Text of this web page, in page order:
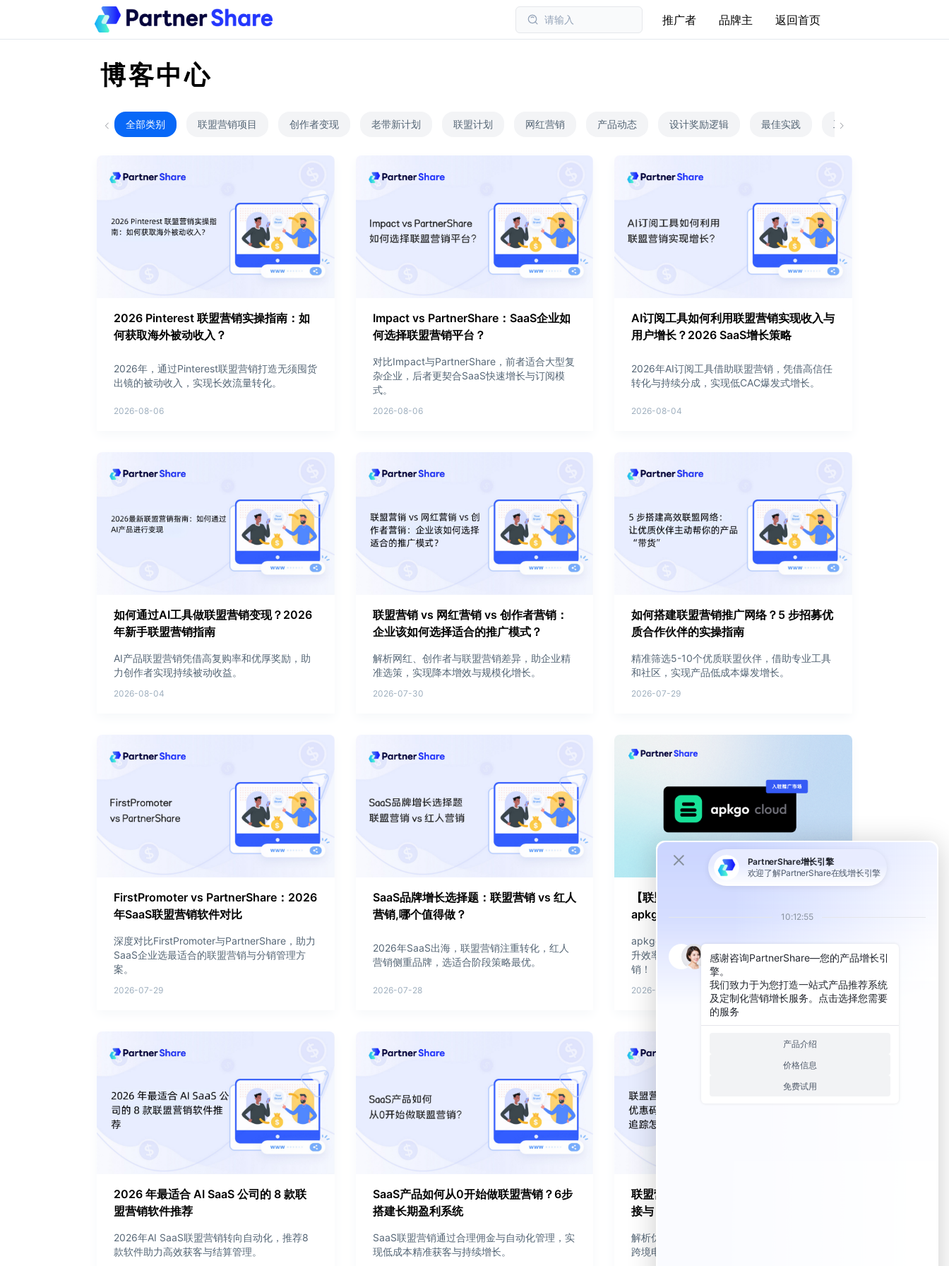
请输入 推广者 品牌主 返回首页
博客中心
2026 Pinterest 联盟营销实操指南：如
何获取海外被动收入？
2026年，通过Pinterest联盟营销打造无须囤货
出镜的被动收入，实现长效流量转化。
2026-08-06
Impact vs PartnerShare：SaaS企业如
何选择联盟营销平台？
对比Impact与PartnerShare，前者适合大型复
杂企业，后者更契合SaaS快速增长与订阅模
式。
2026-08-06
AI订阅工具如何利用联盟营销实现收入与
用户增长？2026 SaaS增长策略
2026年AI订阅工具借助联盟营销，凭借高信任
转化与持续分成，实现低CAC爆发式增长。
2026-08-04
如何通过AI工具做联盟营销变现？2026
年新手联盟营销指南
AI产品联盟营销凭借高复购率和优厚奖励，助
力创作者实现持续被动收益。
2026-08-04
联盟营销 vs 网红营销 vs 创作者营销：
企业该如何选择适合的推广模式？
解析网红、创作者与联盟营销差异，助企业精
准选策，实现降本增效与规模化增长。
2026-07-30
如何搭建联盟营销推广网络？5 步招募优
质合作伙伴的实操指南
精准筛选5-10个优质联盟伙伴，借助专业工具
和社区，实现产品低成本爆发增长。
2026-07-29
FirstPromoter vs PartnerShare：2026
年SaaS联盟营销软件对比
深度对比FirstPromoter与PartnerShare，助力
SaaS企业选最适合的联盟营销与分销管理方
案。
2026-07-29
SaaS品牌增长选择题：联盟营销 vs 红人
营销,哪个值得做？
2026年SaaS出海，联盟营销注重转化，红人
营销侧重品牌，选适合阶段策略最优。
2026-07-28
【联盟市场上新】自动化发版平台
apkgo cloud 正式入驻 PartnerShare
apkgo cloud助力Android多渠道自动发版，提
升效率，入驻PartnerShare开启10%佣金分
销！
2026-07-23
2026 年最适合 AI SaaS 公司的 8 款联
盟营销软件推荐
2026年AI SaaS联盟营销转向自动化，推荐8
款软件助力高效获客与结算管理。
SaaS产品如何从0开始做联盟营销？6步
搭建长期盈利系统
SaaS联盟营销通过合理佣金与自动化管理，实
现低成本精准获客与持续增长。
联盟营销归因方式对比：优惠码、联盟链
接与 S2S 追踪怎么选？
解析优惠码、联盟链接与S2S追踪归因，助力
跨境电商和SaaS精准联盟营销。
全部类别 联盟营销项目 创作者变现 老带新计划 联盟计划 网红营销 产品动态 设计奖励逻辑 最佳实践 工具对比